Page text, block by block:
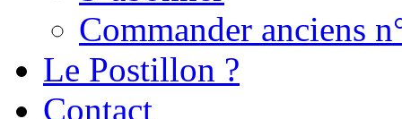
Commander anciens
Le Postillon ?
Contact